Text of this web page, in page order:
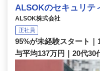
ALSOKのセキュリテ
ALSOK株式会社
正社員
95%が未経験スタート
与平均137万円｜20代30